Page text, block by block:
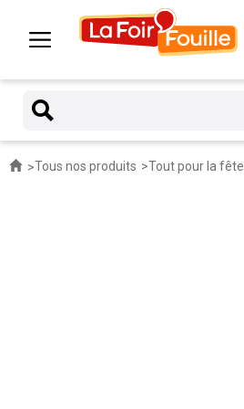
Tous nos produits Tout pour la fête